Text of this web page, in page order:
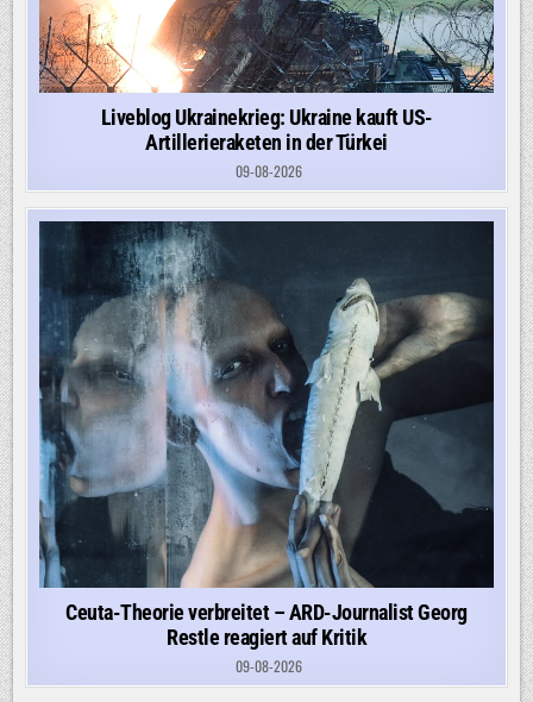
Liveblog Ukrainekrieg: Ukraine kauft US-
Artillerieraketen in der Türkei
09-08-2026
Ceuta-Theorie verbreitet – ARD-Journalist Georg
Restle reagiert auf Kritik
09-08-2026